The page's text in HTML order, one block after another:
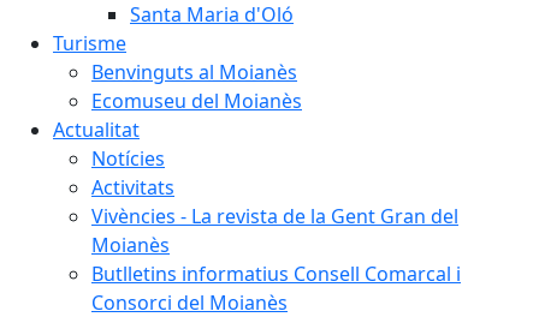
Santa Maria d'Oló
Turisme
Benvinguts al Moianès
Ecomuseu del Moianès
Actualitat
Notícies
Activitats
Vivències - La revista de la Gent Gran del
Moianès
Butlletins informatius Consell Comarcal i
Consorci del Moianès